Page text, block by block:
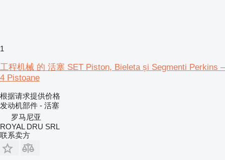
1
工程机械 的 活塞 SET Piston, Bieleta și Segmenti Perkins –
4 Pistoane
根据请求提供价格
发动机部件 - 活塞
罗马尼亚
ROYAL DRU SRL
联系卖方